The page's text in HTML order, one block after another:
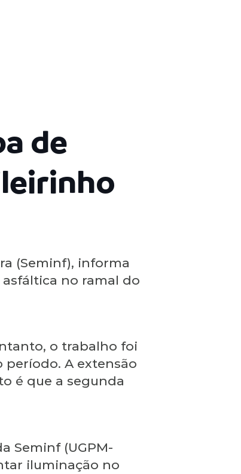
de
(Seminf), informa
no ramal do
o trabalho foi
A extensão
é que a segunda
Seminf (UGPM-
iluminação no